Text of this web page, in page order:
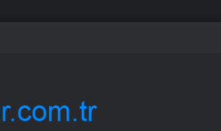
kurallar değişiyor